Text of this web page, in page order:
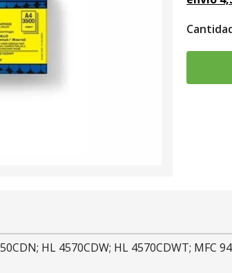
HL 4570CDW; HL 4570CDWT; MFC